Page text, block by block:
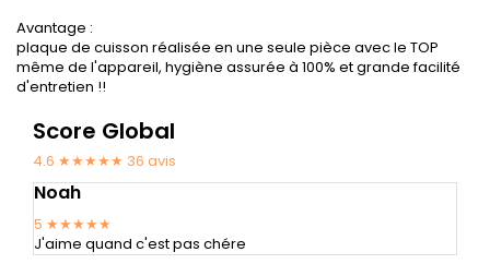
Avantage :
plaque de cuisson réalisée en une seule pièce avec le TOP
même de l'appareil, hygiène assurée à 100% et grande facilité
d'entretien !!
Score Global
4.6 ★★★★★ 36 avis
Noah
5 ★★★★★
J'aime quand c'est pas chére